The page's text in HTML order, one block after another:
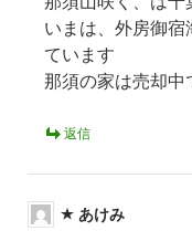
いまは、外房御宿
ています
那須の家は売却中
返信
あけみ